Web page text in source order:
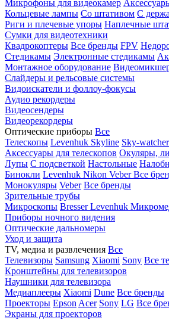
Микрофоны для видеокамер
Кольцевые лампы Со штативом C
Риги и плечевые упоры Наплечные
Сумки для видеотехники
Квадрокоптеры Все бренды FPV
Стедикамы Электронные стедикамы
Монтажное оборудование
Слайдеры и рельсовые системы
Видоискатели и фоллоу-фокусы
Аудио рекордеры
Видеосендеры
Видеорекордеры
Оптические приборы Все
Телескопы Levenhuk Skyline Sky-watcher
Аксессуары для телескопов Окуляры,
Лупы С подсветкой Настольные
Бинокли Levenhuk Nikon VeberВсе
Монокуляры Veber Все бренды
Зрительные трубы
Микроскопы BresserLevenhuk
Приборы ночного видения
Оптические дальномеры
Уход и защита
TV, медиа и развлечения Все
Телевизоры Samsung Xiaomi Sony Все
Кронштейны для телевизоров
Наушники для телевизора
Медиаплееры Xiaomi Dune Все бренды
Проекторы Epson Acer Sony LG Все
Экраны для проекторов